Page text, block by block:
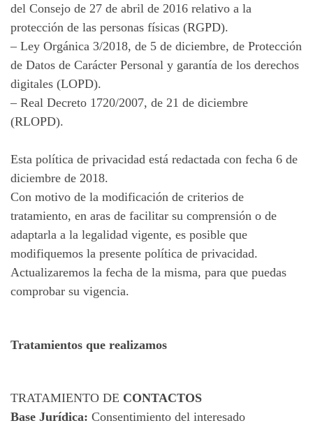
del Consejo de 27 de abril de 2016 relativo a la
protección de las personas físicas (RGPD).
– Ley Orgánica 3/2018, de 5 de diciembre, de Protección
de Datos de Carácter Personal y garantía de los derechos
digitales (LOPD).
– Real Decreto 1720/2007, de 21 de diciembre
(RLOPD).
Esta política de privacidad está redactada con fecha 6 de
diciembre de 2018.
Con motivo de la modificación de criterios de
tratamiento, en aras de facilitar su comprensión o de
adaptarla a la legalidad vigente, es posible que
modifiquemos la presente política de privacidad.
Actualizaremos la fecha de la misma, para que puedas
comprobar su vigencia.
Tratamientos que realizamos
TRATAMIENTO DE CONTACTOS
Base Jurídica: Consentimiento del interesado